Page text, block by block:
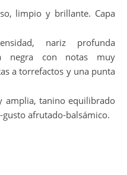
limpio y brillante. Capa
nariz profunda
negra con notas muy
a torrefactos y una punta
amplia, tanino equilibrado
afrutado-balsámico.